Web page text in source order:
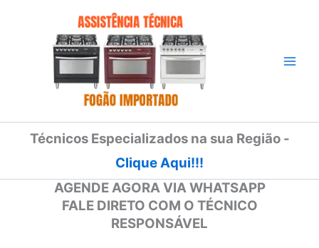
Técnicos Especializados na sua Região -
Clique Aqui!!!
AGENDE AGORA VIA WHATSAPP
FALE DIRETO COM O TÉCNICO
RESPONSÁVEL